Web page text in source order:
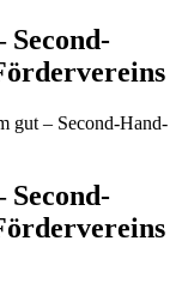
Second-
gut – Second-Hand-
Second-